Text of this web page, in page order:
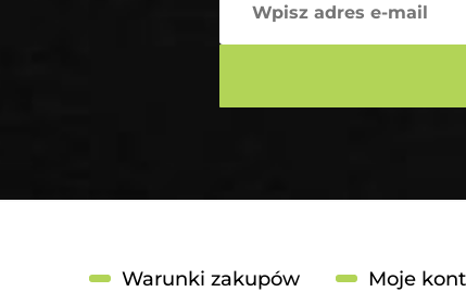
Warunki zakupów Moje